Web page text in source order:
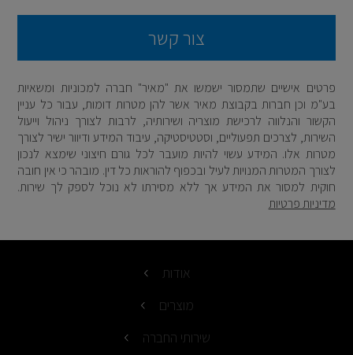
צור קשר
פרטים אישיים שתמסור ישמשו את "מאיר" חברה למכוניות ומשאיות
בע"מ וכן חברות בקבוצת מאיר אשר להן מטרות דומות, עבור כל עניין
הקשור והנלווה לרכישת מוצריה ושירותיה, לרבות לצורך ניהול וייעול
השירות, לצרכים תפעוליים, וסטטיסטיקה, עיבוד המידע ודיוור ישיר לצורך
מטרות אלו. המידע עשוי להיות מועבר לכל גורם חיצוני שימצא לנכון
לצורך המטרות המנויות לעיל ובכפוף להוראות כל דין. מובהר כי אין חובה
חוקית למסור את המידע אך ללא מסירתו לא נוכל לספק לך שירות.
מדיניות פרטיות
אודות
מוצרים
שירותי החברה